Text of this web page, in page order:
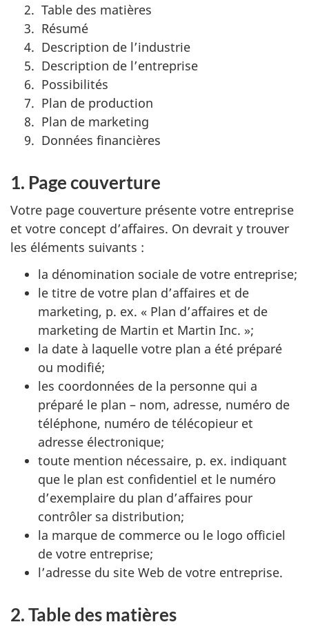
Table des matières
Résumé
Description de l’industrie
Description de l’entreprise
Possibilités
Plan de production
Plan de marketing
Données financières
1. Page couverture
Votre page couverture présente votre entreprise
et votre concept d’affaires. On devrait y trouver
les éléments suivants :
la dénomination sociale de votre entreprise;
le titre de votre plan d’affaires et de
marketing, p. ex. « Plan d’affaires et de
marketing de Martin et Martin Inc. »;
la date à laquelle votre plan a été préparé
ou modifié;
les coordonnées de la personne qui a
préparé le plan – nom, adresse, numéro de
téléphone, numéro de télécopieur et
adresse électronique;
toute mention nécessaire, p. ex. indiquant
que le plan est confidentiel et le numéro
d’exemplaire du plan d’affaires pour
contrôler sa distribution;
la marque de commerce ou le logo officiel
de votre entreprise;
l’adresse du site Web de votre entreprise.
2. Table des matières